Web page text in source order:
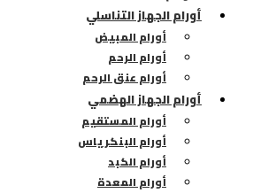
أورام الجهاز التناسلي
أورام المبيض
أورام الرحم
أورام عنق الرحم
أورام الجهاز الهضمي
أورام المستقيم
أورام البنكرياس
أورام الكبد
أورام المعدة